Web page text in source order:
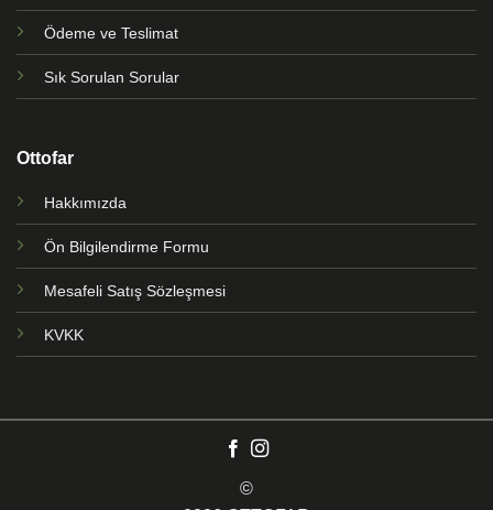
Ödeme ve Teslimat
Sık Sorulan Sorular
Ottofar
Hakkımızda
Ön Bilgilendirme Formu
Mesafeli Satış Sözleşmesi
KVKK
©